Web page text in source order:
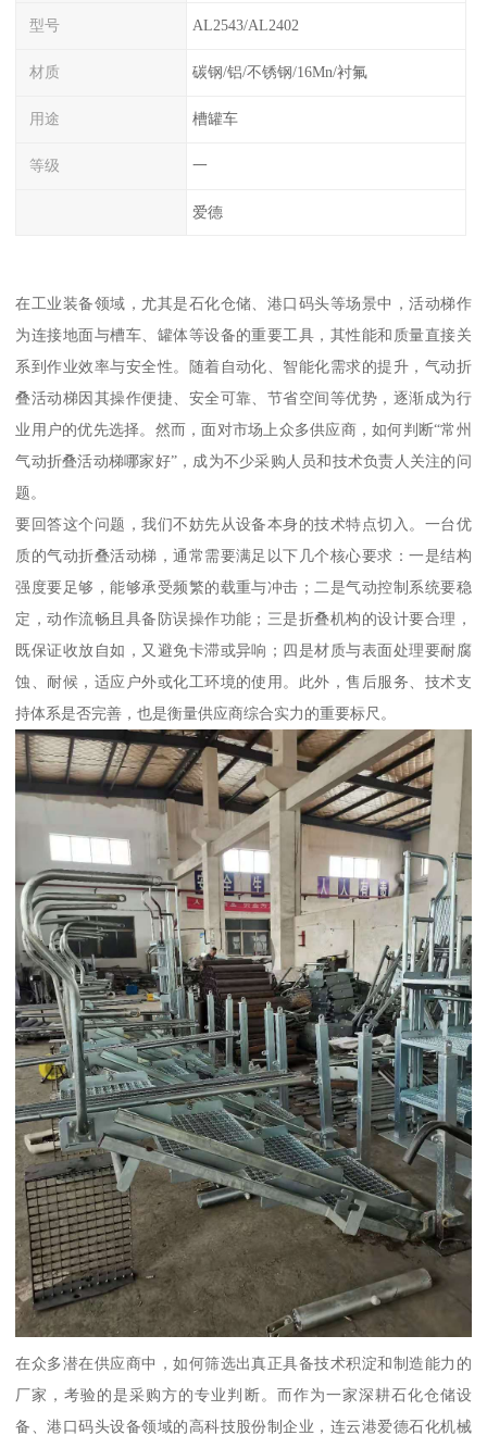
型号 AL2543/AL2402
材质 碳钢/铝/不锈钢/16Mn/衬氟
用途 槽罐车
等级 一
爱德
在工业装备领域，尤其是石化仓储、港口码头等场景中，活动梯作
为连接地面与槽车、罐体等设备的重要工具，其性能和质量直接关
系到作业效率与安全性。随着自动化、智能化需求的提升，气动折
叠活动梯因其操作便捷、安全可靠、节省空间等优势，逐渐成为行
业用户的优先选择。然而，面对市场上众多供应商，如何判断“常州
气动折叠活动梯哪家好”，成为不少采购人员和技术负责人关注的问
题。
要回答这个问题，我们不妨先从设备本身的技术特点切入。一台优
质的气动折叠活动梯，通常需要满足以下几个核心要求：一是结构
强度要足够，能够承受频繁的载重与冲击；二是气动控制系统要稳
定，动作流畅且具备防误操作功能；三是折叠机构的设计要合理，
既保证收放自如，又避免卡滞或异响；四是材质与表面处理要耐腐
蚀、耐候，适应户外或化工环境的使用。此外，售后服务、技术支
持体系是否完善，也是衡量供应商综合实力的重要标尺。
在众多潜在供应商中，如何筛选出真正具备技术积淀和制造能力的
厂家，考验的是采购方的专业判断。而作为一家深耕石化仓储设
备、港口码头设备领域的高科技股份制企业，连云港爱德石化机械